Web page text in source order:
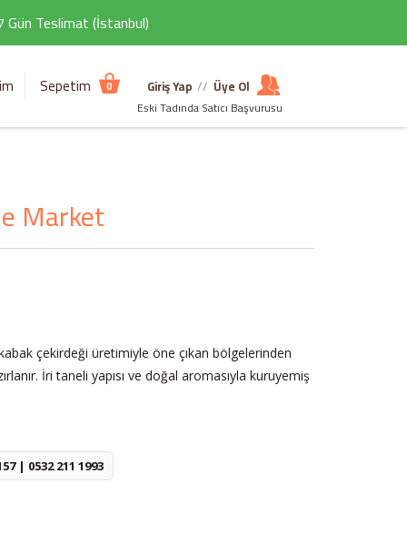
Gün Teslimat (İstanbul)
Sepetim 0 Giriş Yap // Üye Ol
Eski Tadında Satıcı Başvurusu
Market
çekirdeği üretimiyle öne çıkan bölgelerinden
İri taneli yapısı ve doğal aromasıyla kuruyemiş
| 0532 211 1993